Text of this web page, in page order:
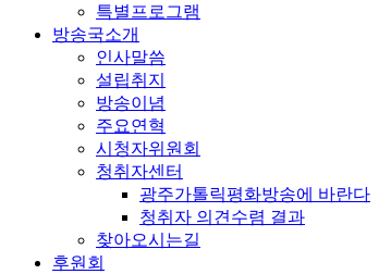
특별프로그램
방송국소개
인사말씀
설립취지
방송이념
주요연혁
시청자위원회
청취자센터
광주가톨릭평화방송에 바란다
청취자 의견수렴 결과
찾아오시는길
후원회